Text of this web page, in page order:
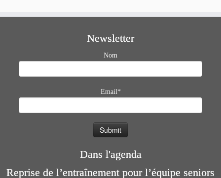
Newsletter
Nom
Email*
Dans l'agenda
Reprise de l’entraînement pour l’équipe seniors